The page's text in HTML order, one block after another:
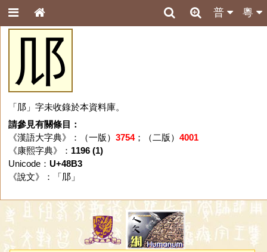
粵
普
䢳
「䢳」字未收錄於本資料庫。
請參見有關條目：
《漢語大字典》：（一版） 3754；（二版） 4001
《康熙字典》： 1196 (1)
Unicode： U+48B3
《說文》：「 䢳」